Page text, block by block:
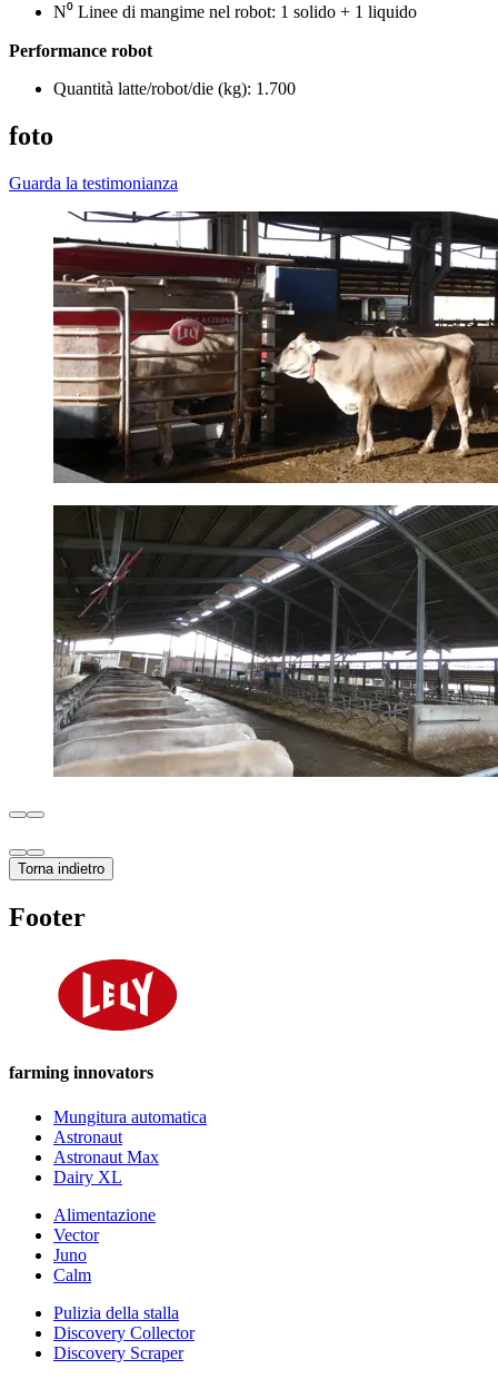
N⁰ Linee di mangime nel robot: 1 solido + 1 liquido
Performance robot
Quantità latte/robot/die (kg): 1.700
foto
Guarda la testimonianza
Torna indietro
Footer
farming innovators
Mungitura automatica
Astronaut
Astronaut Max
Dairy XL
Alimentazione
Vector
Juno
Calm
Pulizia della stalla
Discovery Collector
Discovery Scraper